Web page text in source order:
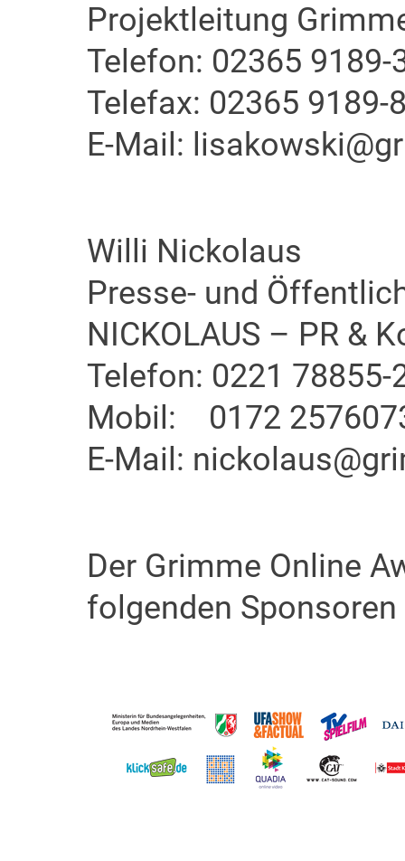
Projektleitung
Telefon: 02365 9189-
Telefax: 02365 9189-
E-Mail:
Willi Nickolaus
Presse- und
NICKOLAUS – PR &
Telefon: 0221 78855-
Mobil: 0172
E-Mail:
Der Grimme Online
folgenden